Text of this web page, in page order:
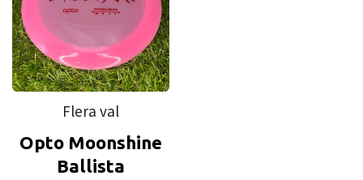
Flera val
Opto Moonshine
Ballista